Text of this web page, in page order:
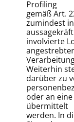
Profiling
gemäß Art.
zumindest
involvierte
Weiterhin
darüber zu
oder an
übermittelt
werden. In